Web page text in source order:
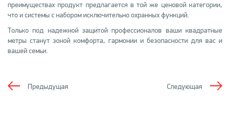
преимуществах продукт предлагается в той же ценовой категории,
что и системы с набором исключительно охранных функций.
Только под надежной защитой профессионалов ваши квадратные
метры станут зоной комфорта, гармонии и безопасности для вас и
вашей семьи.
Следующая
Предыдущая